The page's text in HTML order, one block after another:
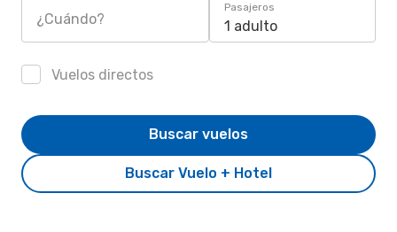
¿Cuándo?
Pasajeros
1 adulto
Vuelos directos
Buscar Vuelo + Hotel
Buscar vuelos